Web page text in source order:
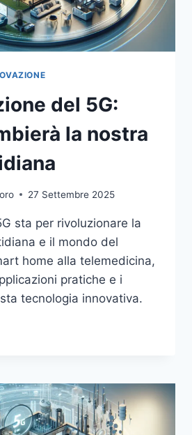
del 5G:
la nostra
27 Settembre 2025
sta per rivoluzionare la
e il mondo del
home alla telemedicina,
pratiche e i
tecnologia innovativa.